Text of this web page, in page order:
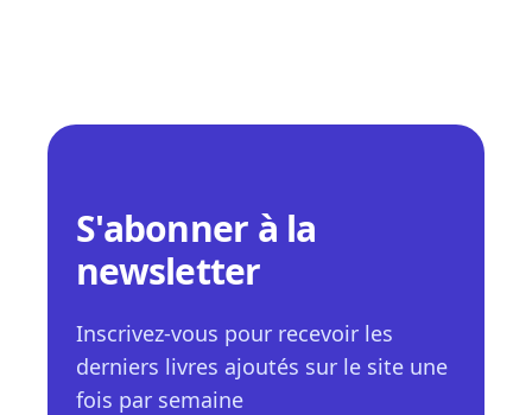
S'abonner à la
newsletter
Inscrivez-vous pour recevoir les
derniers livres ajoutés sur le site une
fois par semaine